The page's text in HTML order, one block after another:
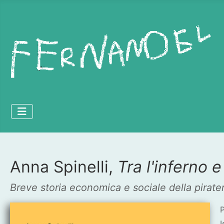
Dettagli
Anna Spinelli, Tra l'inferno
Breve storia economica e sociale della